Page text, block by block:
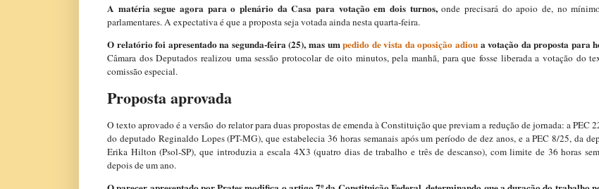
A matéria segue agora para o plenário da Casa para votação em dois turnos,onde precisará do apoio de, no
parlamentares. A expectativa é que a proposta seja votada ainda nesta quarta-feira.
O relatório foi apresentado na segunda-feira (25), mas umpedido de vista da oposição adiou a votação da proposta para
Câmara dos Deputados realizou uma sessão protocolar de oito minutos, pela manhã, para que fosse liberada a votação do
comissão especial.
Proposta aprovada
O texto aprovado é a versão do relator para duas propostas de emenda à Constituição que previam a redução de jornada: a PEC
do deputado Reginaldo Lopes (PT-MG), que estabelecia 36 horas semanais após um período de dez anos, e a PEC 8/25, da
Erika Hilton (Psol-SP), que introduzia a escala 4X3 (quatro dias de trabalho e três de descanso), com limite de 36 horas
depois de um ano.